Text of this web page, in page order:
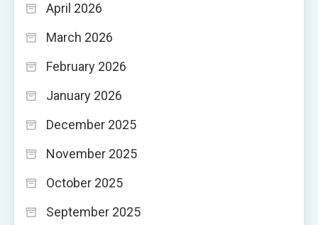
April 2026
March 2026
February 2026
January 2026
December 2025
November 2025
October 2025
September 2025